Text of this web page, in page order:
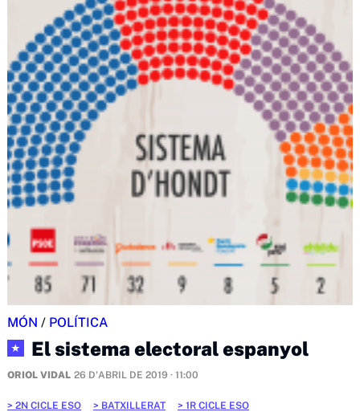
MÓN / POLÍTICA
★ El sistema electoral espanyol
ORIOL VIDAL 26 D'ABRIL DE 2019 · 11:00
2N CICLE ESO BATXILLERAT 1R CICLE ESO